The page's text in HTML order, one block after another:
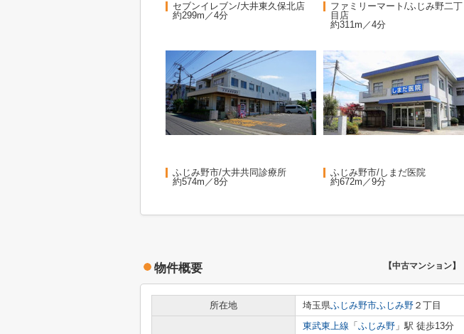
セブンイレブン/大井東久保北店
約299m／4分
ファミリーマート/ふじみ野二丁
目店
約311m／4分
ふじみ野市/大井共同診療所
約574m／8分
ふじみ野市/しまだ医院
約672m／9分
物件概要 【中古マンション】
所在地 埼玉県ふじみ野市ふじみ野 ２丁目
東武東上線 「 ふじみ野 」駅 徒歩13分